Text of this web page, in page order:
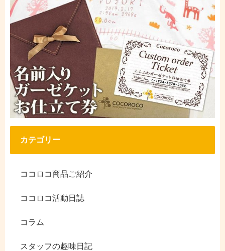
カテゴリー
ココロコ商品ご紹介
ココロコ活動日誌
コラム
スタッフの趣味日記